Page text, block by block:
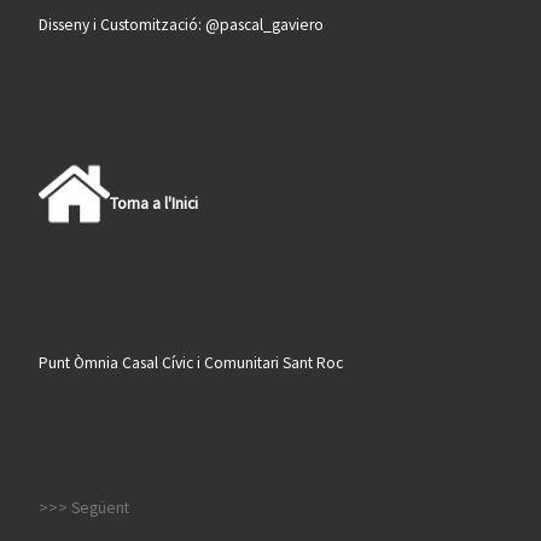
Disseny i Customització: @pascal_gaviero
Torna a l'Inici
Punt Òmnia Casal Cívic i Comunitari Sant Roc
>>> Següent